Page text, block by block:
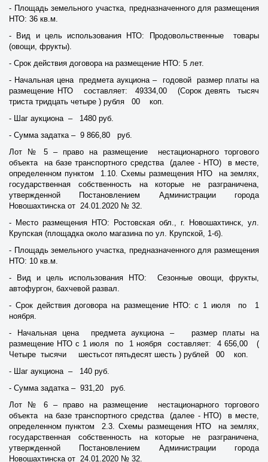
- Площадь земельного участка, предназначенного для размещения
НТО: 36 кв.м.
- Вид и цель использования НТО: Продовольственные товары
(овощи, фрукты).
- Срок действия договора на размещение НТО: 5 лет.
- Начальная цена предмета аукциона – годовой размер платы на
размещение НТО составляет: 49334,00 (Сорок девять тысяч
триста тридцать четыре ) рубля 00 коп.
- Шаг аукциона – 1480 руб.
- Сумма задатка – 9 866,80 руб.
Лот № 5 – право на размещение нестационарного торгового
объекта на базе транспортного средства (далее - НТО) в месте,
определенном пунктом 1.10. Схемы размещения НТО на землях,
государственная собственность на которые не разграничена,
утвержденной Постановлением Администрации города
Новошахтинска от 24.01.2020 № 32.
- Место размещения НТО: Ростовская обл., г. Новошахтинск, ул.
Крупская (площадка около магазина по ул. Крупской, 1-б).
- Площадь земельного участка, предназначенного для размещения
НТО: 10 кв.м.
- Вид и цель использования НТО: Сезонные овощи, фрукты,
автофургон, бахчевой развал.
- Срок действия договора на размещение НТО: с 1 июля по 1
ноября.
- Начальная цена предмета аукциона – размер платы на
размещение НТО с 1 июля по 1 ноября составляет: 4 656,00 (
Четыре тысячи шестьсот пятьдесят шесть ) рублей 00 коп.
- Шаг аукциона – 140 руб.
- Сумма задатка – 931,20 руб.
Лот № 6 – право на размещение нестационарного торгового
объекта на базе транспортного средства (далее - НТО) в месте,
определенном пунктом 2.3. Схемы размещения НТО на землях,
государственная собственность на которые не разграничена,
утвержденной Постановлением Администрации города
Новошахтинска от 24.01.2020 № 32.